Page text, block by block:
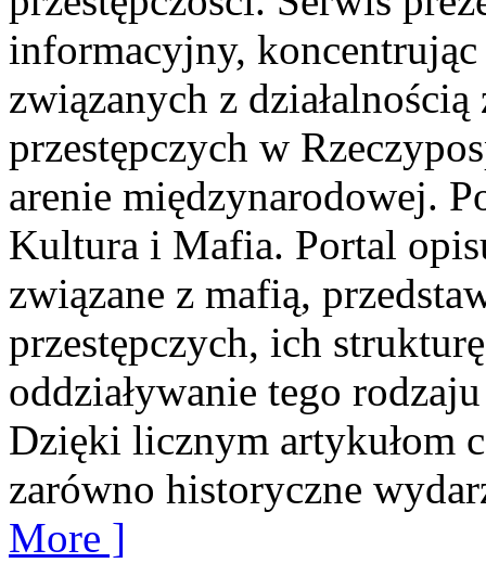
informacyjny,
związanych z
przestępczych w
arenie międzynarodowej.
Kultura i Mafia. Portal
związane z mafią,
przestępczych, ich
oddziaływanie tego
Dzięki licznym artykułom
zarówno historyczne
More ]